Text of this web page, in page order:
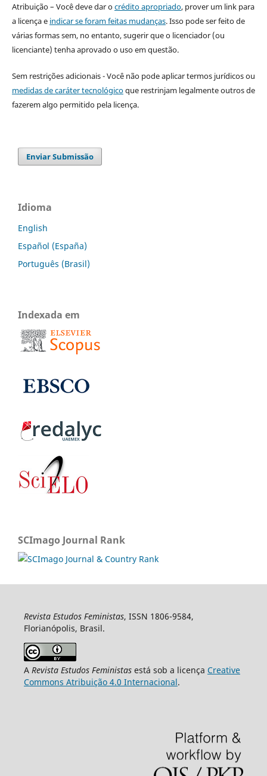
Atribuição – Você deve dar ocrédito apropriado, prover um link para
a licença e indicar se foram feitas mudanças. Isso pode ser feito de
várias formas sem, no entanto, sugerir que o licenciador (ou
licenciante) tenha aprovado o uso em questão.
Sem restrições adicionais - Você não pode aplicar termos jurídicos ou
medidas de caráter tecnológicoque restrinjam legalmente outros de
fazerem algo permitido pela licença.
Enviar Submissão
Idioma
English
Español (España)
Português (Brasil)
Indexada em
SCImago Journal Rank
Revista Estudos Feministas, ISSN 1806-9584,
Florianópolis, Brasil.
A Revista Estudos Feministasestá sob a licença Creative
Commons Atribuição 4.0 Internacional.